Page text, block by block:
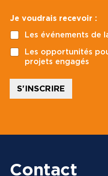
o
i
r
*
p
o
s
t
a
Je voudrais recevoir :
Les événements de
Les opportunités
projets engagés
S'INSCRIRE
Contact